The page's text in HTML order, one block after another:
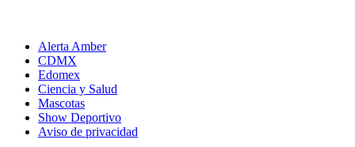
Alerta Amber
CDMX
Edomex
Ciencia y Salud
Mascotas
Show Deportivo
Aviso de privacidad